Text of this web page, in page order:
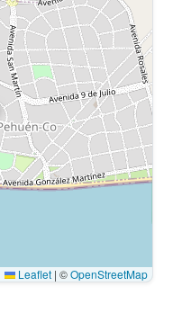
Leaflet | ©OpenStreetMap